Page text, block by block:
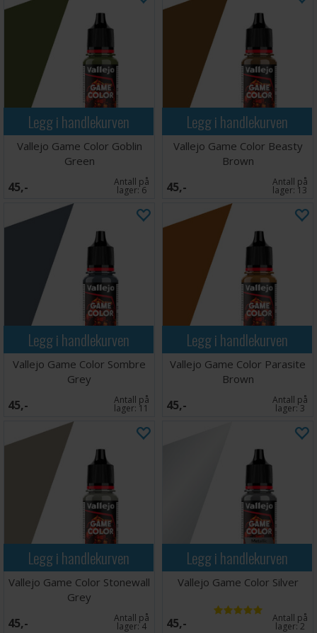
Legg i handlekurven
Vallejo Game Color Goblin
Green
45,- Antall på
lager:6
Legg i handlekurven
Vallejo Game Color Beasty
Brown
45,- Antall på
lager: 13
Legg i handlekurven
Vallejo Game Color Sombre
Grey
45,- Antall på
lager: 11
Legg i handlekurven
Vallejo Game Color Parasite
Brown
45,- Antall på
lager:3
Legg i handlekurven
Vallejo Game Color Stonewall
Grey
45,- Antall på
lager:4
Legg i handlekurven
Vallejo Game Color Silver
45,- Antall på
lager:2